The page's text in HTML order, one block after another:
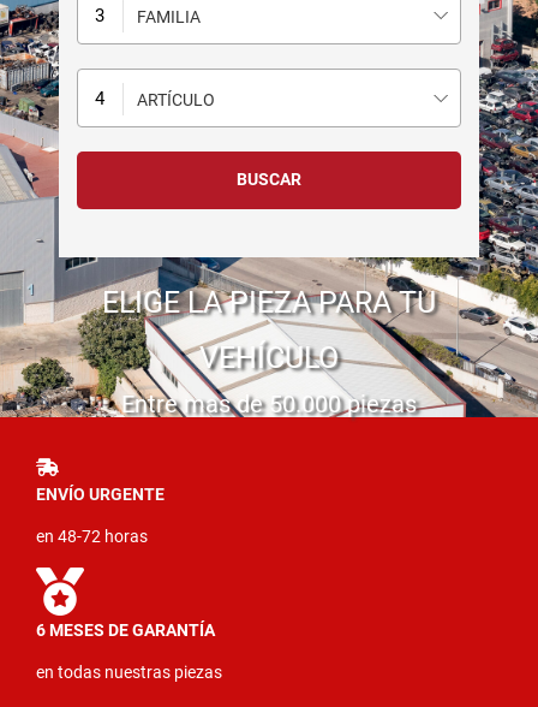
FAMILIA
ARTÍCULO
ELIGE LA PIEZA PARA TU
VEHÍCULO
Entre mas de 50.000 piezas
ENVÍO URGENTE
en 48-72 horas
6 MESES DE GARANTÍA
en todas nuestras piezas